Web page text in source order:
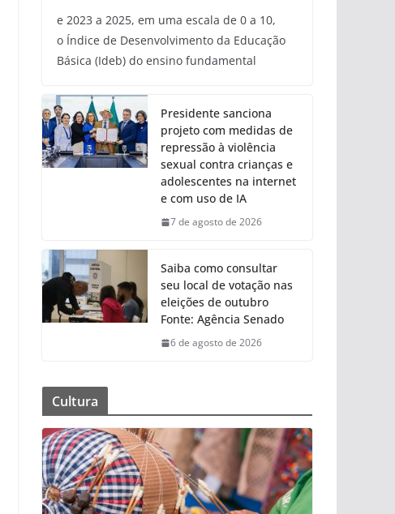
e 2023 a 2025, em uma escala de 0 a 10,
o Índice de Desenvolvimento da Educação
Básica (Ideb) do ensino fundamental
Presidente sanciona
projeto com medidas de
repressão à violência
sexual contra crianças e
adolescentes na internet
e com uso de IA
7 de agosto de 2026
Saiba como consultar
seu local de votação nas
eleições de outubro
Fonte: Agência Senado
6 de agosto de 2026
Cultura